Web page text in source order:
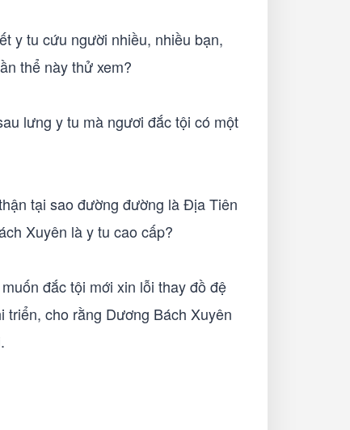
y tu cứu người nhiều, nhiều bạn,
thể này thử xem?
lưng y tu mà ngươi đắc tội có một
tại sao đường đường là Địa Tiên
Xuyên là y tu cao cấp?
đắc tội mới xin lỗi thay đồ đệ
cho rằng Dương Bách Xuyên